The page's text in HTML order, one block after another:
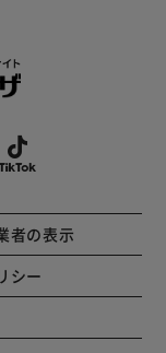
者の表示
シー